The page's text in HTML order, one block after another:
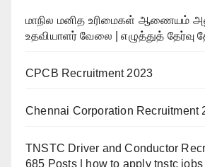
மாநில மனித உரிமைகள் ஆணையம்
உதவியாளர் வேலை | எழுத்துத் தேர்வு
CPCB Recruitment 2023
Chennai Corporation Recruitment
TNSTC Driver and Conductor
685 Posts | how to apply tnstc jobs